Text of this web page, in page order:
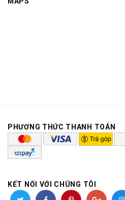
PHƯƠNG THỨC THANH TOÁN
KẾT NỐI VỚI CHÚNG TÔI